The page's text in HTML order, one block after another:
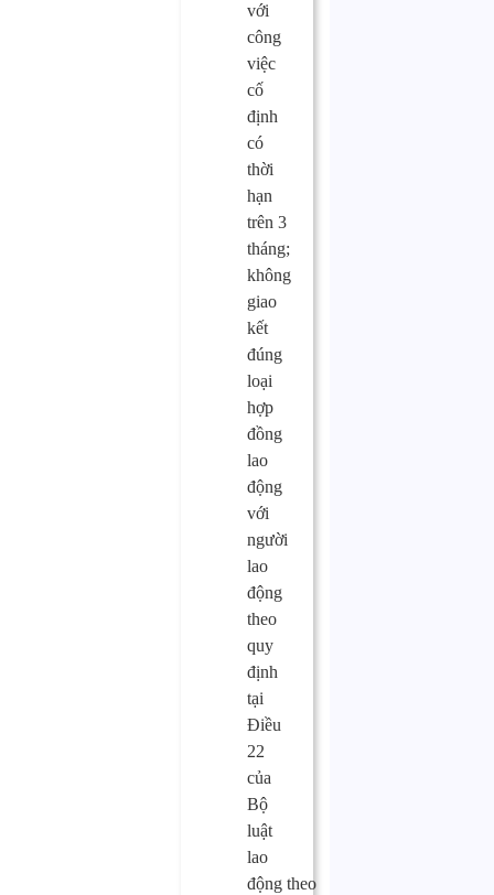
với
công
việc
cố
định
có
thời
hạn
trên 3
tháng;
không
giao
kết
đúng
loại
hợp
đồng
lao
động
với
người
lao
động
theo
quy
định
tại
Điều
22
của
Bộ
luật
lao
động theo